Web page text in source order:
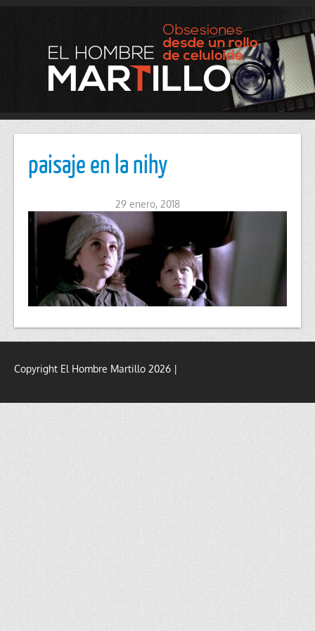
paisaje en la nihy
29 enero, 2018
Copyright El Hombre Martillo 2026 |